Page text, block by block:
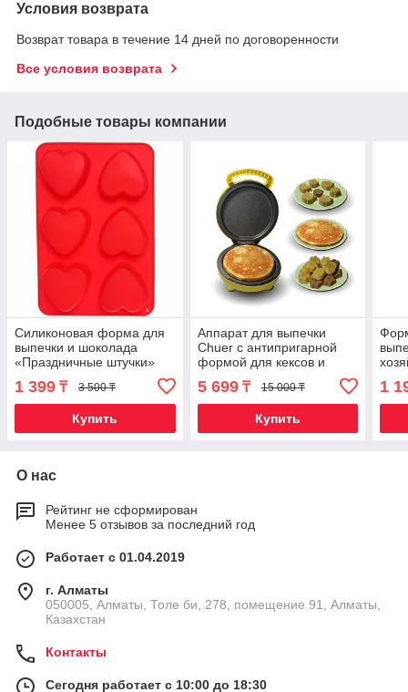
Условия возврата
Возврат товара в течение 14 дней по договоренности
Все условия возврата
Подобные товары компании
Силиконовая форма для
выпечки и шоколада
«Праздничные штучки»
1 399 ₸ 3 500 ₸
Купить
Аппарат для выпечки
Chuer с антипригарной
формой для кексов и
5 699₸ 15 000 ₸
Купить
1
О нас
Рейтинг не сформирован
Менее 5 отзывов за последний год
Работает с 01.04.2019
г. Алматы
050005, Алматы, Толе би, 278, помещение 91, Алматы,
Казахстан
Контакты
Сегодня работает с 10:00 до 18:30